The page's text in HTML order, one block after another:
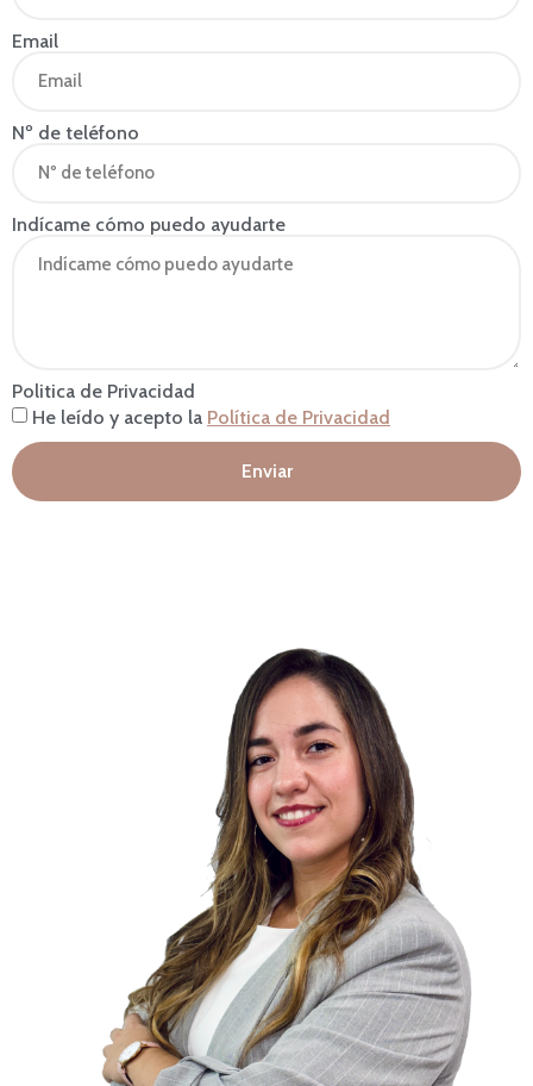
Email
Nº de teléfono
Indícame cómo puedo ayudarte
Politica de Privacidad
He leído y acepto la Política de Privacidad
Enviar